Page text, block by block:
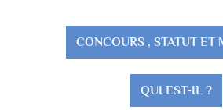
QUI EST-IL ?
CONCOURS , STATUT ET